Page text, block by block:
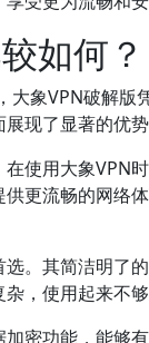
如何？
大象VPN破解版
现了显著的优势
使用大象VPN
更流畅的网络
。其简洁明了
，使用起来不
密功能，能够